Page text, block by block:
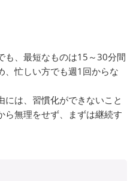
も、最短なものは15～30分間
、忙しい方でも週1回からな
には、習慣化ができないこと
ら無理をせず、まずは継続す